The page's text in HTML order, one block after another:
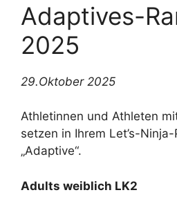
Adaptives-
2025
29.Oktober 2025
Athletinnen und Athleten
setzen in Ihrem Let’s-
„Adaptive“.
Adults weiblich LK2